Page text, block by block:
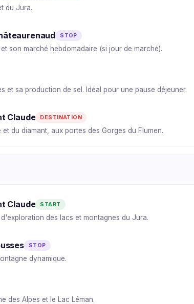
du Jura.
STOP
son marché hebdomadaire (si jour de marché).
et sa production de sel. Idéal pour une pause déjeuner.
Claude DESTINATION
du diamant, aux portes des Gorges du Flumen.
Claude START
des lacs et montagnes du Jura.
STOP
dynamique.
des Alpes et le Lac Léman.